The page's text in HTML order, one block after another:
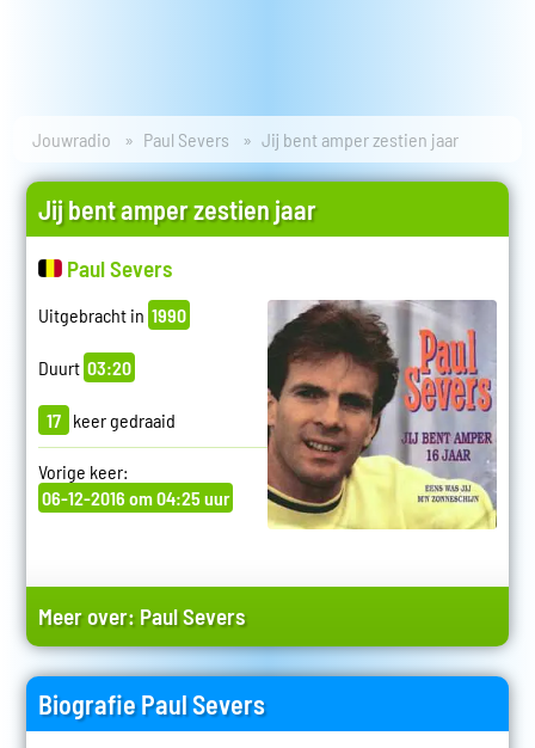
Jouwradio Paul Severs Jij bent amper zestien jaar
Jij bent amper zestien jaar
Paul Severs
Uitgebracht in 1990
Duurt 03:20
17 keer gedraaid
Vorige keer:
06-12-2016 om 04:25 uur
Meer over: Paul Severs
Biografie Paul Severs